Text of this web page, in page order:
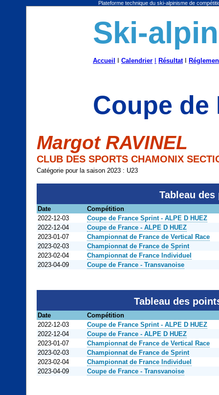
Plateforme technique du ski-alpinisme de
Ski-
Accueil Calendrier RésultatI
Coupe de
Margot RAVINEL
CLUB DES SPORTS CHAMONIX
Catégorie pour la saison 2023 : U23
Tableau
Date
Compétition
2022-12-03
Coupe de France Sprint - ALPE D HUEZ
2022-12-04
Coupe de France - ALPE D HUEZ
2023-01-07
Championnat de France de Vertical Race
2023-02-03
Championnat de France de Sprint
2023-02-04
Championnat de France Individuel
2023-04-09
Coupe de France - Transvanoise
Tableau des
Date
Compétition
2022-12-03
Coupe de France Sprint - ALPE D HUEZ
2022-12-04
Coupe de France - ALPE D HUEZ
2023-01-07
Championnat de France de Vertical Race
2023-02-03
Championnat de France de Sprint
2023-02-04
Championnat de France Individuel
2023-04-09
Coupe de France - Transvanoise